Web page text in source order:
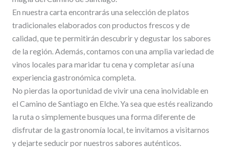
En nuestra carta encontrarás una selección de platos
tradicionales elaborados con productos frescos y de
calidad, que te permitirán descubrir y degustar los sabores
de la región. Además, contamos con una amplia variedad de
vinos locales para maridar tu cena y completar así una
experiencia gastronómica completa.
No pierdas la oportunidad de vivir una cena inolvidable en
el Camino de Santiago en Elche. Ya sea que estés realizando
la ruta o simplemente busques una forma diferente de
disfrutar de la gastronomía local, te invitamos a visitarnos
y dejarte seducir por nuestros sabores auténticos.